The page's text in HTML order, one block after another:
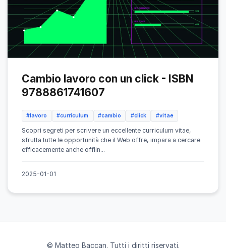
Cambio lavoro con un click - ISBN
9788861741607
#lavoro #curriculum #cambio #click #vitae
Scopri segreti per scrivere un eccellente curriculum vitae,
sfrutta tutte le opportunità che il Web offre, impara a cercare
efficacemente anche offlin...
2025-01-01
© Matteo Baccan. Tutti i diritti riservati.